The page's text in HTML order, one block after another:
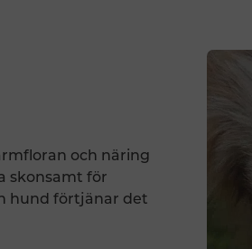
och näring
skonsamt för
hund förtjänar det